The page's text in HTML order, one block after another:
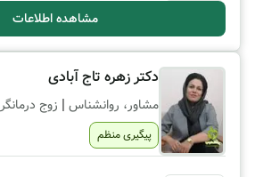
مشاهده اطلاعات
دکتر زهره تاج آبادی
مشاور، روانشناس | زوج درمانگر
پیگیری منظم